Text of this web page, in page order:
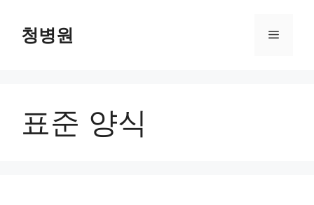
청병원 메
표준 양식